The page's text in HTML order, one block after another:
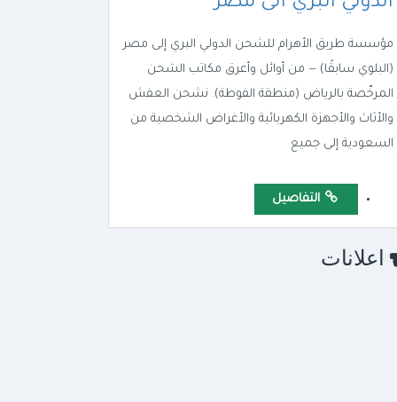
مؤسسة طريق الأهرام للشحن الدولي البري إلى مصر
(البلوي سابقًا) — من أوائل وأعرق مكاتب الشحن
المرخّصة بالرياض (منطقة الفوطة). نشحن العفش
والأثاث والأجهزة الكهربائية والأغراض الشخصية من
السعودية إلى جميع
التفاصيل
اعلانات